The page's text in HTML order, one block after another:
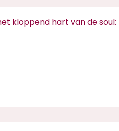
kloppend hart van de soul: